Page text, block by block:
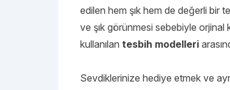
edilen hem şık hem de değerli bir
ve şık görünmesi sebebiyle
kullanılan tesbih modelleri
Sevdiklerinize hediye etmek ve